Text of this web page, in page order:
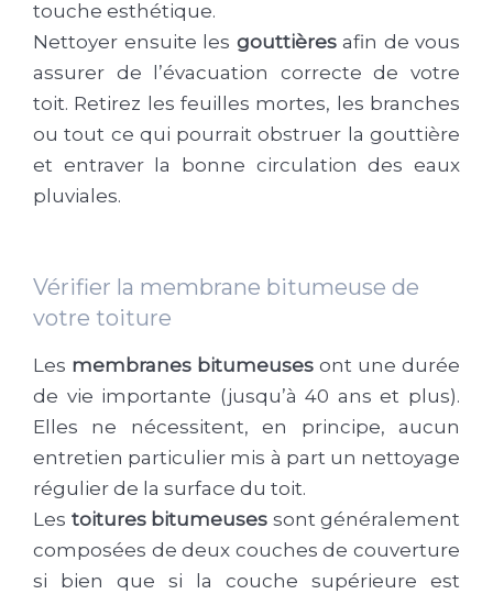
touche esthétique.
Nettoyer ensuite les gouttièresafin de vous
assurer de l’évacuation correcte de votre
toit. Retirez les feuilles mortes, les branches
ou tout ce qui pourrait obstruer la gouttière
et entraver la bonne circulation des eaux
pluviales.
Vérifier la membrane bitumeuse de
votre toiture
Les membranes bitumeuses ont une durée
de vie importante (jusqu’à 40 ans et plus).
Elles ne nécessitent, en principe, aucun
entretien particulier mis à part un nettoyage
régulier de la surface du toit.
Les toitures bitumeuses sont généralement
composées de deux couches de couverture
si bien que si la couche supérieure est